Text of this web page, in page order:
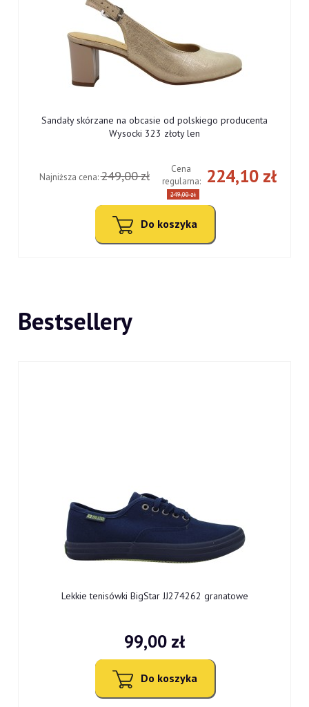
Sandały skórzane na obcasie od polskiego producenta
Wysocki 323 złoty len
224,10 zł
Cena
regularna:
249,00 zł
Najniższa cena:249,00 zł
Do koszyka
Bestsellery
Lekkie tenisówki BigStar JJ274262 granatowe
99,00 zł
Do koszyka